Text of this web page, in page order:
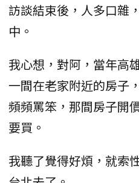
訪談結束後，人多口雜
中。
我心想，對阿，當年高
一間在老家附近的房子
頻頻罵笨，那間房子開
要買。
我聽了覺得好煩，就索